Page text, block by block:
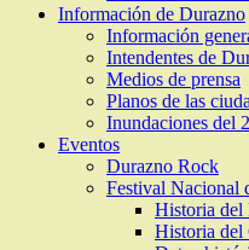
Información de Durazno
Información
Intendentes de
Medios de prensa
Planos de las
Inundaciones del
Eventos
Durazno Rock
Festival Nacional
Historia del
Historia del